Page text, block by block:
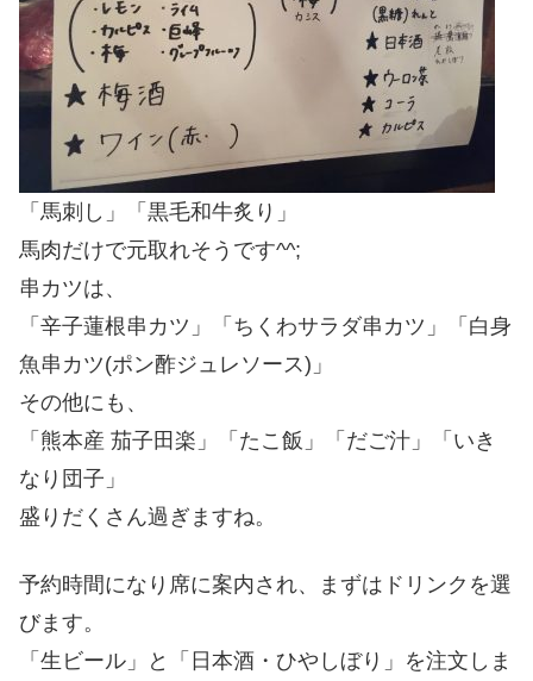
「馬刺し」「黒毛和牛炙り」
馬肉だけで元取れそうです^^;
串カツは、
「辛子蓮根串カツ」「ちくわサラダ串カツ」「白身
魚串カツ(ポン酢ジュレソース)」
その他にも、
「熊本産 茄子田楽」「たこ飯」「だご汁」「いき
なり団子」
盛りだくさん過ぎますね。
予約時間になり席に案内され、まずはドリンクを選
びます。
「生ビール」と「日本酒・ひやしぼり」を注文しま